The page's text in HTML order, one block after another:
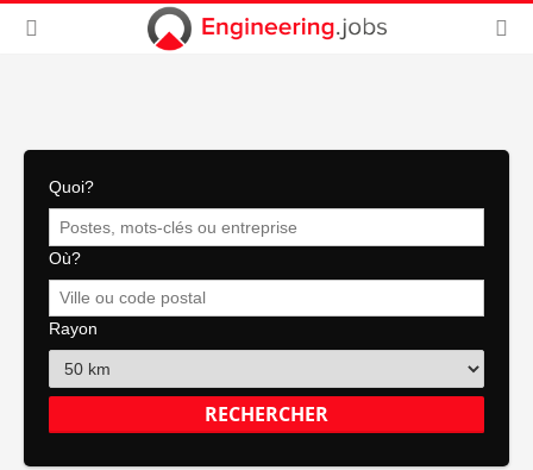
Quoi?
Où?
Rayon